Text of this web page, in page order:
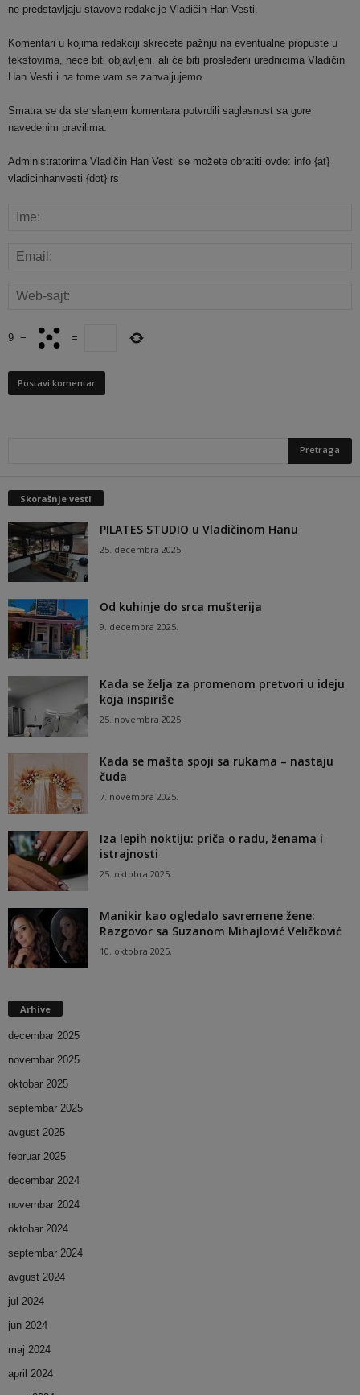
ne predstavljaju stavove redakcije Vladičin Han Vesti.
Komentari u kojima redakciji skrećete pažnju na eventualne propuste u
tekstovima, neće biti objavljeni, ali će biti prosleđeni urednicima Vladičin
Han Vesti i na tome vam se zahvaljujemo.
Smatra se da ste slanjem komentara potvrdili saglasnost sa gore
navedenim pravilima.
Administratorima Vladičin Han Vesti se možete obratiti ovde: info {at}
vladicinhanvesti {dot} rs
9 − =
Skorašnje vesti
PILATES STUDIO u Vladičinom Hanu
25. decembra 2025.
Od kuhinje do srca mušterija
9. decembra 2025.
Kada se želja za promenom pretvori u ideju
koja inspiriše
25. novembra 2025.
Kada se mašta spoji sa rukama – nastaju
čuda
7. novembra 2025.
Iza lepih noktiju: priča o radu, ženama i
istrajnosti
25. oktobra 2025.
Manikir kao ogledalo savremene žene:
Razgovor sa Suzanom Mihajlović Veličković
10. oktobra 2025.
Arhive
decembar 2025
novembar 2025
oktobar 2025
septembar 2025
avgust 2025
februar 2025
decembar 2024
novembar 2024
oktobar 2024
septembar 2024
avgust 2024
jul 2024
jun 2024
maj 2024
april 2024